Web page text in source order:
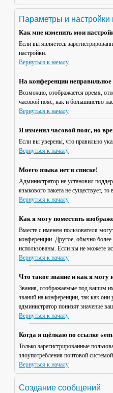
Параметры и настройки
Как мне изменить мои
Если вы являетесь
настройки.
Вернуться к началу
На конференции
Возможно, отображается время,
часовой пояс, как и большинство
Вернуться к началу
Я изменил часовой пояс, но
Если вы уверены, что правильно
Вернуться к началу
Моего языка нет в списке!
Администратор не установил
языкового пакета не существует,
Вернуться к началу
Как я могу поместить
Вместе с именем пользователя
конференции. Другое, обычно более
использованы. Если вы не можете
Вернуться к началу
Что такое звание и как я могу
Звания, отображаемые под вашим
званий на конференции, так как
администратор понизят значение
Вернуться к началу
Когда я щёлкаю по ссылке
Только зарегистрированные
злоупотребления почтовой
Вернуться к началу
Создание сообщений